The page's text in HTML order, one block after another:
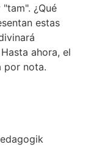
¿Qué
estas
ahora, el
por nota.